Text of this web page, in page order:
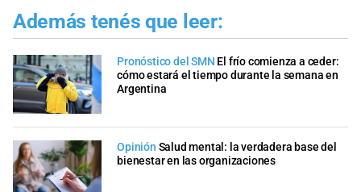
Además tenés que leer:
Pronóstico del SMN El frío comienza a ceder:
cómo estará el tiempo durante la semana en
Argentina
Opinión Salud mental: la verdadera base del
bienestar en las organizaciones